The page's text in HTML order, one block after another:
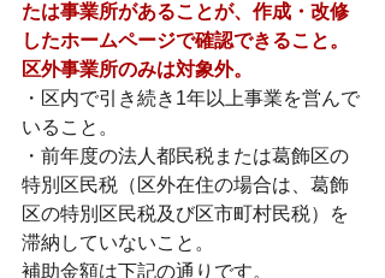
たは事業所があることが、作成・改修
したホームページで確認できること。
区外事業所のみは対象外。
・区内で引き続き1年以上事業を営んで
いること。
・前年度の法人都民税または葛飾区の
特別区民税（区外在住の場合は、葛飾
区の特別区民税及び区市町村民税）を
滞納していないこと。
補助金額は下記の通りです。